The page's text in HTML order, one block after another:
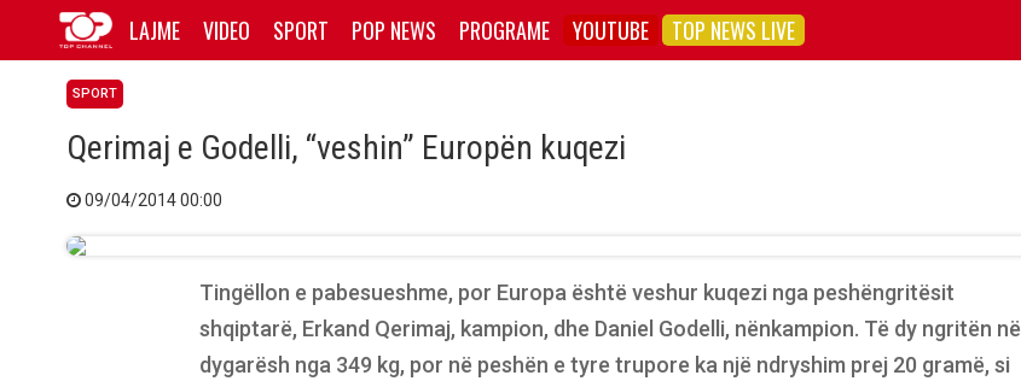
LAJME VIDEO SPORT POP NEWS PROGRAME YOUTUBE TOP NEWS LIVE
SPORT
Qerimaj e Godelli, “veshin” Europën kuqezi
09/04/2014 00:00
Tingëllon e pabesueshme, por Europa është veshur kuqezi nga peshëngritësit
shqiptarë, Erkand Qerimaj, kampion, dhe Daniel Godelli, nënkampion. Të dy ngritën në
dygarësh nga 349 kg, por në peshën e tyre trupore ka një ndryshim prej 20 gramë, si